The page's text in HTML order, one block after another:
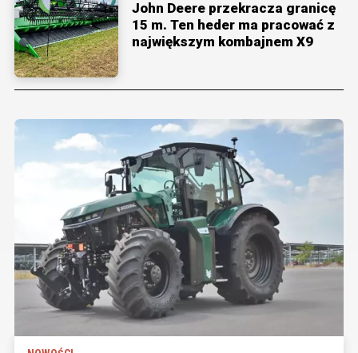
John Deere przekracza granicę
15 m. Ten heder ma pracować z
największym kombajnem X9